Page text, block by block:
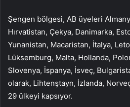
Şengen bölgesi, AB üyeleri
Hırvatistan, Çekya, Danimarka,
Yunanistan, Macaristan, İtalya,
Lüksemburg, Malta, Hollanda,
Slovenya, İspanya, İsveç,
olarak, Lihtenştayn, İzlanda,
29 ülkeyi kapsıyor.